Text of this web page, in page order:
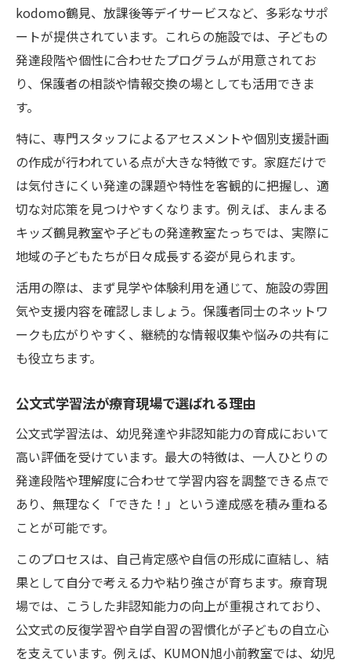
kodomo鶴見、放課後等デイサービスなど、多彩なサポ
ートが提供されています。これらの施設では、子どもの
発達段階や個性に合わせたプログラムが用意されてお
り、保護者の相談や情報交換の場としても活用できま
す。
特に、専門スタッフによるアセスメントや個別支援計画
の作成が行われている点が大きな特徴です。家庭だけで
は気付きにくい発達の課題や特性を客観的に把握し、適
切な対応策を見つけやすくなります。例えば、まんまる
キッズ鶴見教室や子どもの発達教室たっちでは、実際に
地域の子どもたちが日々成長する姿が見られます。
活用の際は、まず見学や体験利用を通じて、施設の雰囲
気や支援内容を確認しましょう。保護者同士のネットワ
ークも広がりやすく、継続的な情報収集や悩みの共有に
も役立ちます。
公文式学習法が療育現場で選ばれる理由
公文式学習法は、幼児発達や非認知能力の育成において
高い評価を受けています。最大の特徴は、一人ひとりの
発達段階や理解度に合わせて学習内容を調整できる点で
あり、無理なく「できた！」という達成感を積み重ねる
ことが可能です。
このプロセスは、自己肯定感や自信の形成に直結し、結
果として自分で考える力や粘り強さが育ちます。療育現
場では、こうした非認知能力の向上が重視されており、
公文式の反復学習や自学自習の習慣化が子どもの自立心
を支えています。例えば、KUMON旭小前教室では、幼児